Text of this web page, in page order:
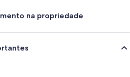
na propriedade